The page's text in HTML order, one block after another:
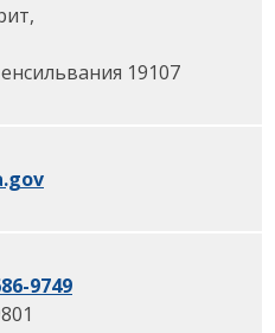
,
19107
9749